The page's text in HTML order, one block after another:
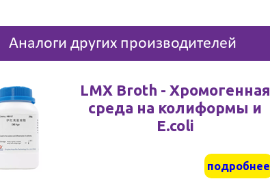
Аналоги других производителей
LMX Broth - Хромогенная
среда на колиформы и
E.coli
подробнее